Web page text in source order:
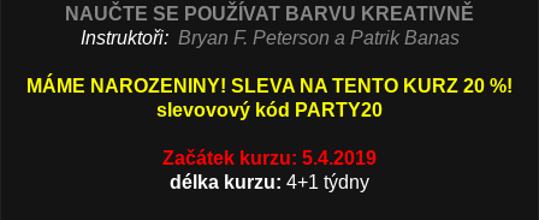
NAUČTE SE POUŽÍVAT BARVU KREATIVNĚ
Instruktoři: Bryan F. Peterson a Patrik Banas
MÁME NAROZENINY! SLEVA NA TENTO KURZ 20 %!
slevovový kód PARTY20
Začátek kurzu: 5.4.2019
délka kurzu: 4+1 týdny